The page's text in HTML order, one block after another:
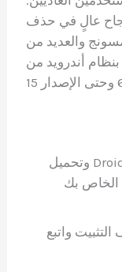
نجاح عالٍ في حذف
والعديد من
بنظام أندرويد من
قم بزيارة الموقع الرسمي لأداة DroidKit وتحميل
الخاص بك
واتبع